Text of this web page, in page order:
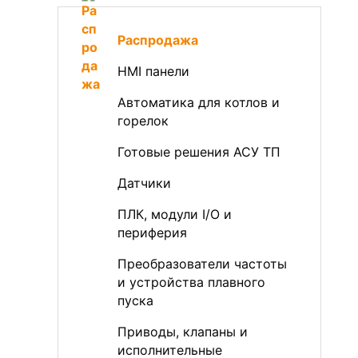
Распродажа
HMI панели
Автоматика для котлов и
горелок
Готовые решения АСУ ТП
Датчики
ПЛК, модули I/O и
периферия
Преобразователи частоты
и устройства плавного
пуска
Приводы, клапаны и
исполнительные